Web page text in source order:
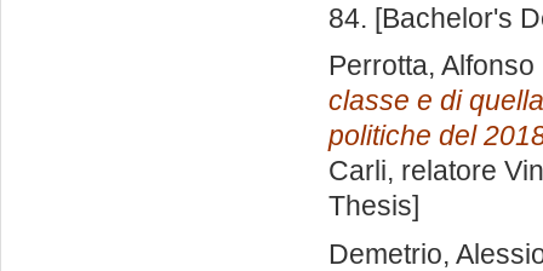
84. [Bachelor's
Perrotta, Alfonso
classe e di
politiche del
Carli, relatore
Thesis]
Demetrio,